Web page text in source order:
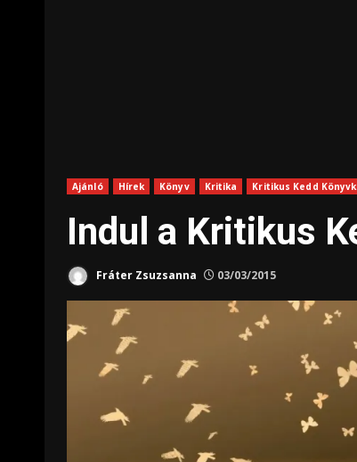
Ajánló Hírek Könyv Kritika Kritikus Kedd
Indul a Kritikus
Fráter Zsuzsanna 03/03/2015